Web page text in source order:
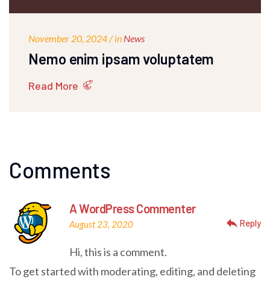
November 20, 2024 / in News
Nemo enim ipsam voluptatem
Read More
Comments
A WordPress Commenter
August 23, 2020 reply Reply
Hi, this is a comment.
To get started with moderating, editing, and deleting